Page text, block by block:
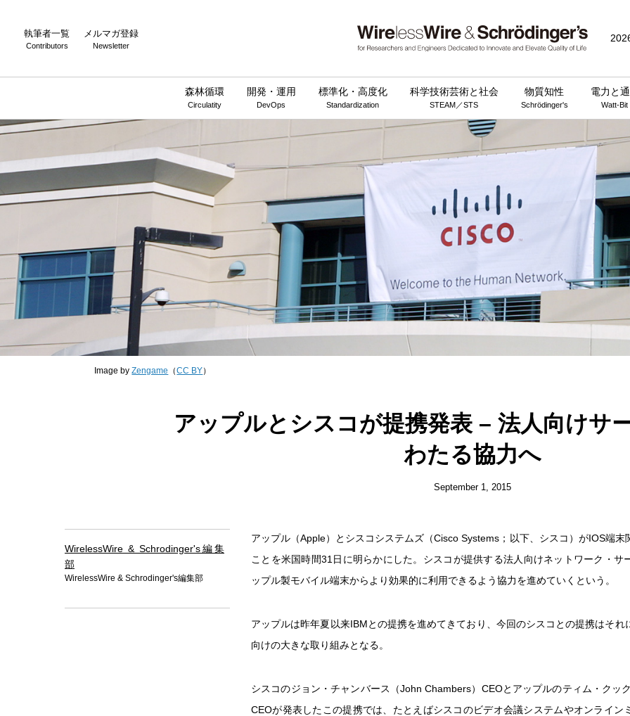
執筆者一覧
Contributors
メルマガ登録
Newsletter
森林循環
Circulatity
開発・運用
DevOps
標準化・高度化
Standardization
科学技術芸術と社会
STEAM／STS
物質知性
Schrödinger's
電力と
Watt-Bit
Image byZengame （CC BY）
アップルとシスコが提携発表 – 法人向けサ
わたる協力へ
September 1, 2015
WirelessWire & Schrodinger's編集
部
WirelessWire & Schrodinger's編集部
アップル（Apple）とシスコシステムズ（Cisco Systems；以下、シスコ）がIOS端末
ことを米国時間31日に明らかにした。シスコが提供する法人向けネットワーク・サ
ップル製モバイル端末からより効果的に利用できるよう協力を進めていくという。
アップルは昨年夏以来IBMとの提携を進めてきており、今回のシスコとの提携はそれ
向けの大きな取り組みとなる。
シスコのジョン・チャンバース（John Chambers）CEOとアップルのティム・クック
CEOが発表したこの提携では、たとえばシスコのビデオ会議システムやオンライン